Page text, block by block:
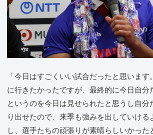
「今日はすごくいい試合だったと思います
に行きたかったですが、最終的に今日自分
というのを今日は見せられたと思うし自分
り出せたので、来季も強みを出していける
し、選手たちの頑張りが素晴らしいかった